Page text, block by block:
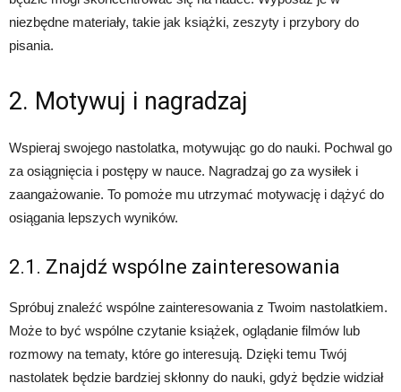
niezbędne materiały, takie jak książki, zeszyty i przybory do
pisania.
2. Motywuj i nagradzaj
Wspieraj swojego nastolatka, motywując go do nauki. Pochwal go
za osiągnięcia i postępy w nauce. Nagradzaj go za wysiłek i
zaangażowanie. To pomoże mu utrzymać motywację i dążyć do
osiągania lepszych wyników.
2.1. Znajdź wspólne zainteresowania
Spróbuj znaleźć wspólne zainteresowania z Twoim nastolatkiem.
Może to być wspólne czytanie książek, oglądanie filmów lub
rozmowy na tematy, które go interesują. Dzięki temu Twój
nastolatek będzie bardziej skłonny do nauki, gdyż będzie widział